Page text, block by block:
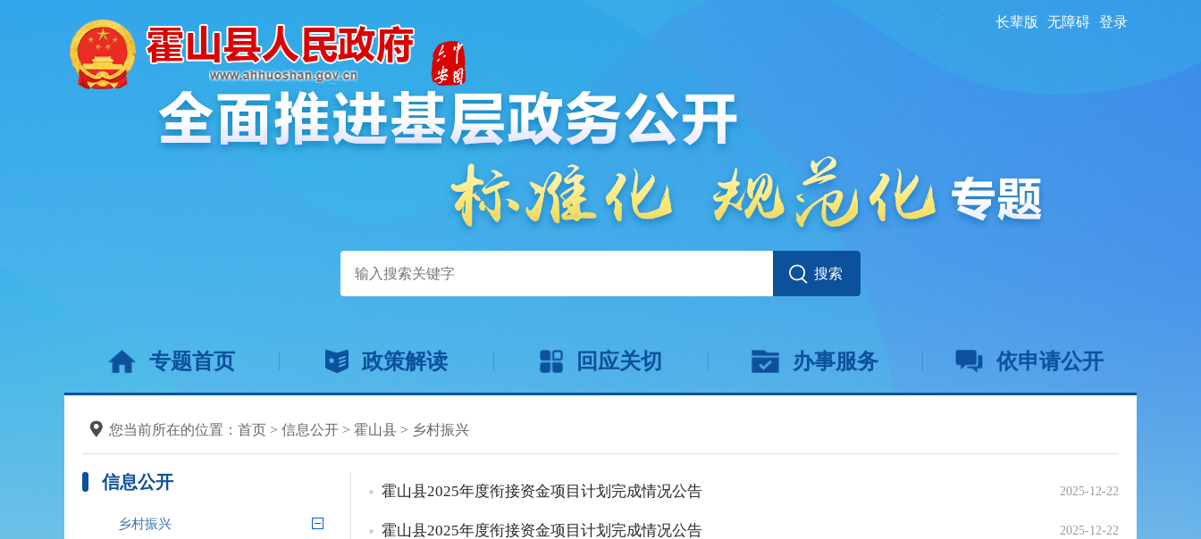
长辈版 无障碍 登录
专题首页 政策解读 回应关切 办事服务 依申请公开
您当前所在的位置： 首页 > 信息公开 > 霍山县 > 乡村振兴
信息公开
乡村振兴
2025-12-22
霍山县2025年度衔接资金项目计划完成情况公告
2025-12-22
霍山县2025年度衔接资金项目计划完成情况公告